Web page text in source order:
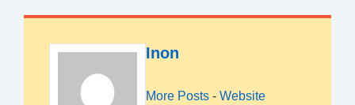
Inon
More Posts - Website